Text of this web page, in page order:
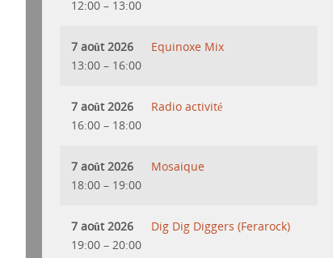
12:00 – 13:00
7 août 2026
13:00 – 16:00
Equinoxe Mix
7 août 2026
16:00 – 18:00
Radio activité
7 août 2026
18:00 – 19:00
Mosaique
7 août 2026
19:00 – 20:00
Dig Dig Diggers (Ferarock)